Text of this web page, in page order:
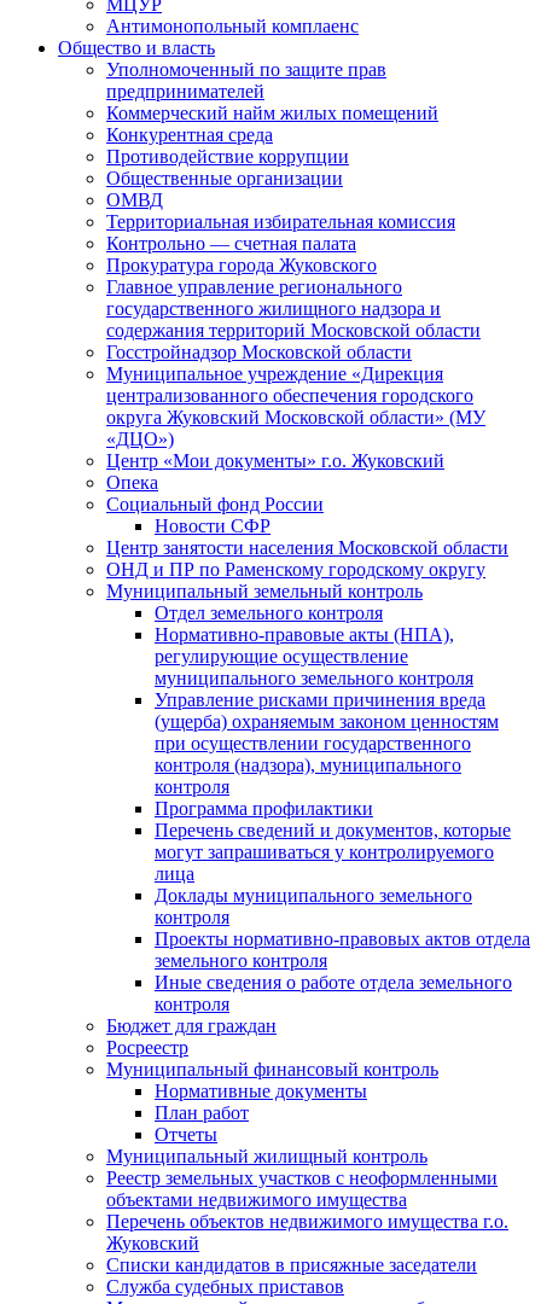
Антимонопольный комплаенс
Общество и власть
Уполномоченный по защите прав
предпринимателей
Коммерческий найм жилых помещений
Конкурентная среда
Противодействие коррупции
Общественные организации
ОМВД
Территориальная избирательная комиссия
Контрольно — счетная палата
Прокуратура города Жуковского
Главное управление регионального
государственного жилищного надзора и
содержания территорий Московской области
Госстройнадзор Московской области
Муниципальное учреждение «Дирекция
централизованного обеспечения городского
округа Жуковский Московской области» (МУ
«ДЦО»)
Центр «Мои документы» г.о. Жуковский
Опека
Социальный фонд России
Новости СФР
Центр занятости населения Московской области
ОНД и ПР по Раменскому городскому округу
Муниципальный земельный контроль
Отдел земельного контроля
Нормативно-правовые акты (НПА),
регулирующие осуществление
муниципального земельного контроля
Управление рисками причинения вреда
(ущерба) охраняемым законом ценностям
при осуществлении государственного
контроля (надзора), муниципального
контроля
Программа профилактики
Перечень сведений и документов, которые
могут запрашиваться у контролируемого
лица
Доклады муниципального земельного
контроля
Проекты нормативно-правовых актов отдела
земельного контроля
Иные сведения о работе отдела земельного
контроля
Бюджет для граждан
Росреестр
Муниципальный финансовый контроль
Нормативные документы
План работ
Отчеты
Муниципальный жилищный контроль
Реестр земельных участков с неоформленными
объектами недвижимого имущества
Перечень объектов недвижимого имущества г.о.
Жуковский
Списки кандидатов в присяжные заседатели
Служба судебных приставов